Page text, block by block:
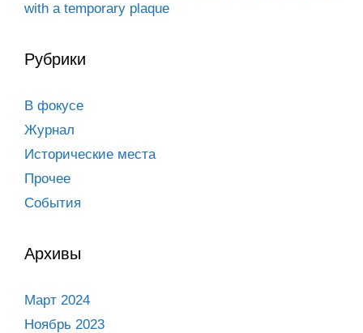
with a temporary plaque
Рубрики
В фокусе
Журнал
Исторические места
Прочее
События
Архивы
Март 2024
Ноябрь 2023